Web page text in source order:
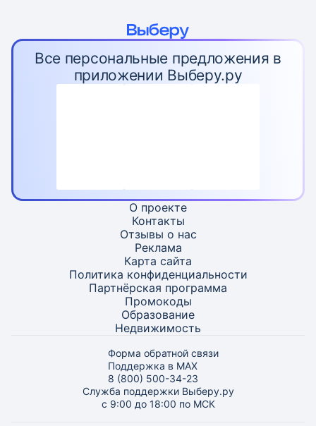
Все персональные предложения в
приложении Выберу.ру
О проекте
Контакты
Отзывы о нас
Реклама
Карта сайта
Политика конфиденциальности
Партнёрская программа
Промокоды
Образование
Недвижимость
Форма обратной связи
Поддержка в MAX
8 (800) 500-34-23
Служба поддержки Выберу.ру
с 9:00 до 18:00 по МСК